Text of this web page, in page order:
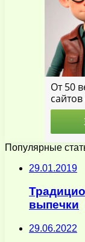
Популярные
29.01.2019
выпечки
29.06.2022